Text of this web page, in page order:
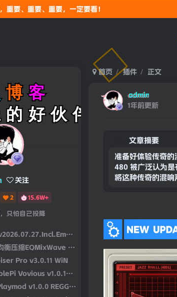
重要、重要、重要，一定要看！
欢迎来
首页 插件 正文
admin
1年前更新
文章摘要
准备好体验传奇
480 被广泛认为
将这种传奇的混
关注
2 15.6W+
只怕自己投降
R2R
DW Fearn VT-15 v1.0.0-win-R2R
Pro v3.0.11 WiN
v1.0.14 – V.R Win/MAC
REGGED WiN/MacOS